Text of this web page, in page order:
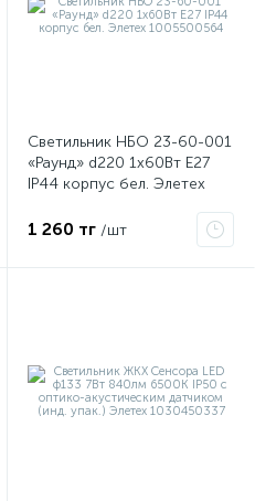
Светильник НБО 23-60-001
«Раунд» d220 1х60Вт E27
IP44 корпус бел. Элетех
1 260 тг /шт